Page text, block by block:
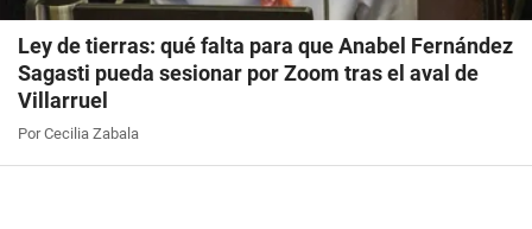
Ley de tierras: qué falta para que Anabel Fernández
Sagasti pueda sesionar por Zoom tras el aval de
Villarruel
Por Cecilia Zabala